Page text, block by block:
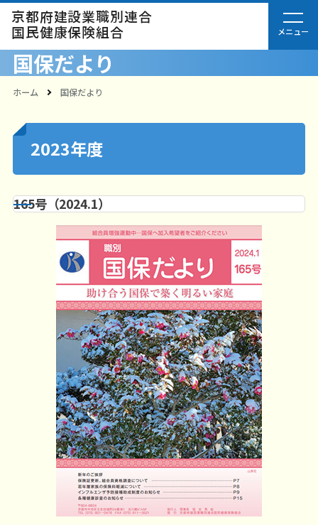
京都府建設業職別連合
国民健康保険組合
国保だより
ホーム 国保だより
2023年度
165号（2024.1）